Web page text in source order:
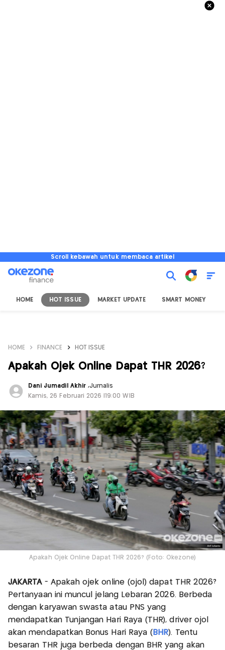
Scroll kebawah untuk membaca artikel
HOME HOT ISSUE MARKET UPDATE SMART MONEY
HOME FINANCE HOT ISSUE
Apakah Ojek Online Dapat THR 2026?
Dani Jumadil Akhir ,Jurnalis
Kamis, 26 Februari 2026 |19:00 WIB
Apakah Ojek Online Dapat THR 2026? (Foto: Okezone)
JAKARTA - Apakah ojek online (ojol) dapat THR 2026?
Pertanyaan ini muncul jelang Lebaran 2026. Berbeda
dengan karyawan swasta atau PNS yang
mendapatkan Tunjangan Hari Raya (THR), driver ojol
akan mendapatkan Bonus Hari Raya ( BHR). Tentu
besaran THR juga berbeda dengan BHR yang akan